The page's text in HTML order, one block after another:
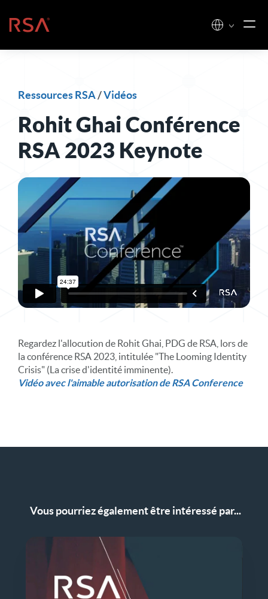
Accueil
Ressources RSA/Vidéos
Rohit Ghai Conférence
RSA 2023 Keynote
Regardez l'allocution de Rohit Ghai, PDG de RSA, lors de
la conférence RSA 2023, intitulée "The Looming Identity
Crisis" (La crise d'identité imminente).
Vidéo avec l'aimable autorisation de RSA Conference
Vous pourriez également être intéressé par...